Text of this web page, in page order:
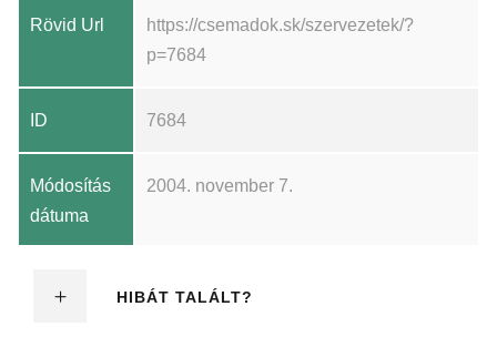
Rövid Url
https://csemadok.sk/szervezetek/?
p=7684
ID 7684
Módosítás
dátuma
2004. november 7.
HIBÁT TALÁLT?